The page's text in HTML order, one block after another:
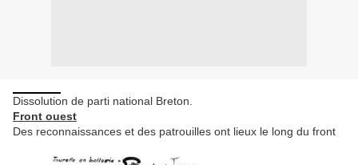
Dissolution de parti national Breton.
Front ouest
Des reconnaissances et des patrouilles ont lieux le long du front